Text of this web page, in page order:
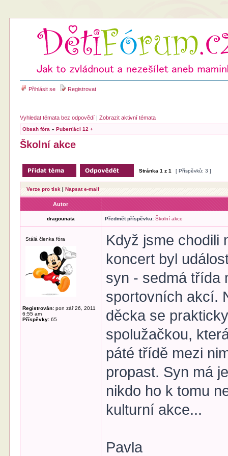
Přihlásit se Registrovat
Vyhledat témata bez odpovědí |Zobrazit aktivní témata
Obsah fóra »Puberťáci 12 +
Školní akce
Stránka1 z1 [ Příspěvků: 3 ]
Verze pro tisk |Napsat e-mail
Autor
dragounata Předmět příspěvku: Školní akce
Stálá členka fóra
Registrován: pon zář 26, 2011
6:55 am
Příspěvky: 65
Když jsme chodili
koncert byl
syn - sedmá třída
sportovních akcí.
děcka se
spolužačkou,
páté třídě mezi
propast. Syn má
nikdo ho k tomu
kulturní akce...
Pavla